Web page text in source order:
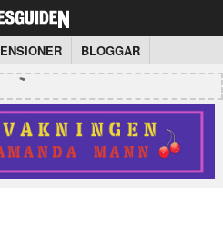
BLOGGAR